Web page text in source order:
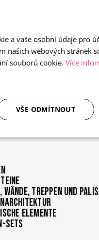
Wände, Treppen und
Elemente
Sets
a vaše osobní údaje pro
našich webových stránek
souborů cookie. Více
VŠE ODMÍTNOUT
Analytika
Analytika
webových stránek, jako je